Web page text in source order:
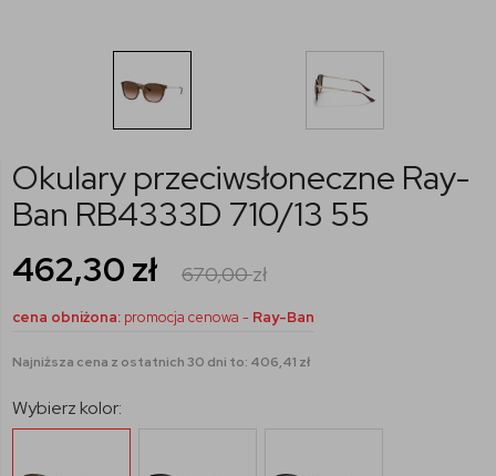
Okulary przeciwsłoneczne Ray-
Ban RB4333D 710/13 55
462,30 zł 670,00zł
cena obniżona: promocja cenowa - Ray-Ban
Najniższa cena z ostatnich 30 dni to: 406,41 zł
Wybierz kolor: